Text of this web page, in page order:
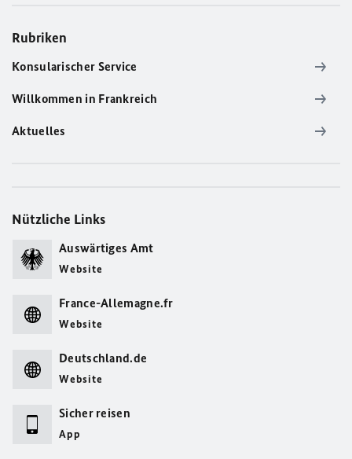
Rubriken
Konsularischer Service
Willkommen in Frankreich
Aktuelles
Nützliche Links
Auswärtiges Amt
Website
France-Allemagne.fr
Website
Deutschland.de
Website
Sicher reisen
App